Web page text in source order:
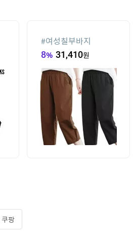
#여성칠부바지
8% 31,410원
쿠팡